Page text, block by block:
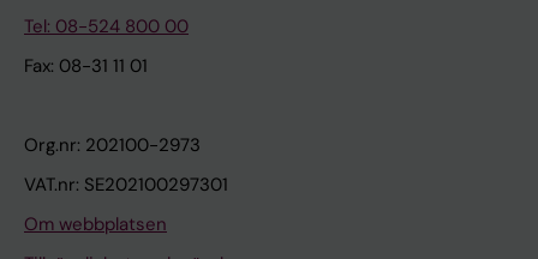
Tel: 08-524 800 00
Fax: 08-31 11 01
Org.nr: 202100-2973
VAT.nr: SE202100297301
Om webbplatsen